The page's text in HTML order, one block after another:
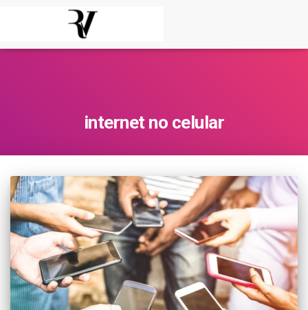
internet no celular